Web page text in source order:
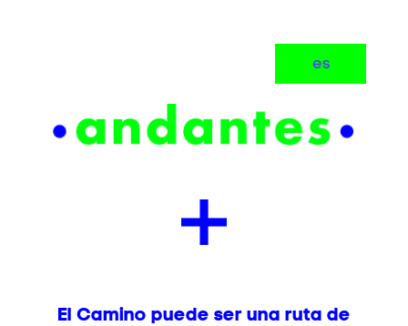
es
El Camino puede ser una ruta de